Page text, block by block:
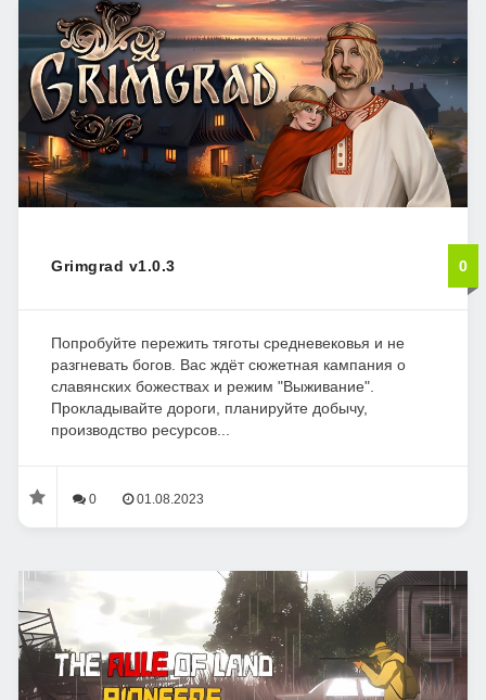
Grimgrad v1.0.3 0
Попробуйте пережить тяготы средневековья и не
разгневать богов. Вас ждёт сюжетная кампания о
славянских божествах и режим "Выживание".
Прокладывайте дороги, планируйте добычу,
производство ресурсов...
0 01.08.2023